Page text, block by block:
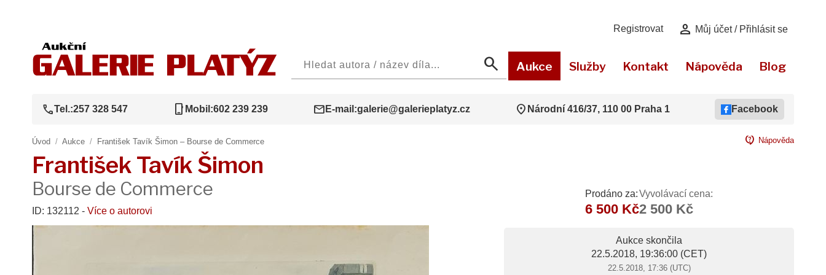
Registrovat person Můj účet / Přihlásit se
search Aukce Služby Kontakt Nápověda Blog
callTel.:257 328 547 phone_iphone Mobil:602 239 239 mail E-mail:galerie@galerieplatyz.cz location_on Národní 416/37, 110 00 Praha 1 Facebook
Úvod / Aukce / František Tavík Šimon – Bourse de Commerce contact_support Nápověda
František Tavík Šimon
Bourse de Commerce
ID: 132112 - Více o autorovi
Prodáno za:
6 500 Kč
Vyvolávací cena:
2 500 Kč
Aukce skončila
22.5.2018, 19:36:00 (CET)
22.5.2018, 17:36 (UTC)